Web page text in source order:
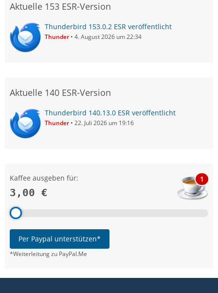
Aktuelle 153 ESR-Version
Thunderbird 153.0.2 ESR veröffentlicht
Thunder 4. August 2026 um 22:34
Aktuelle 140 ESR-Version
Thunderbird 140.13.0 ESR veröffentlicht
Thunder 22. Juli 2026 um 19:16
Kaffee ausgeben für:
3,00 €
1
Per Paypal unterstützen*
*Weiterleitung zu PayPal.Me